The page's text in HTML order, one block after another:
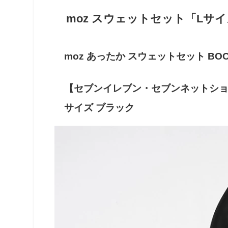
moz スウェットセット「Lサ
moz あったか スウェットセット
【セブンイレブン・セブンネットシ
サイズ ブラック